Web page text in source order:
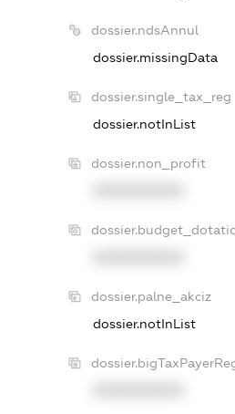
dossier.ndsAnnul
dossier.missingData
dossier.single_tax_reg
dossier.notInList
dossier.non_profit
dossier.palne_akciz
dossier.notInList